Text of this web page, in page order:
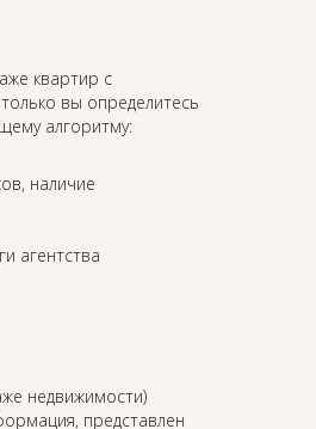
квартир с
вы определитесь
алгоритму:
наличие
агентства
недвижимости)
представлен